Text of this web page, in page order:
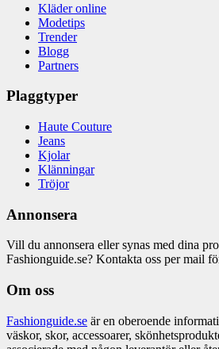
Kläder online
Modetips
Trender
Blogg
Partners
Plaggtyper
Haute Couture
Jeans
Kjolar
Klänningar
Tröjor
Annonsera
Vill du annonsera eller synas med dina
Fashionguide.se? Kontakta oss per mail
Om oss
Fashionguide.se är en oberoende
väskor, skor, accessoarer,